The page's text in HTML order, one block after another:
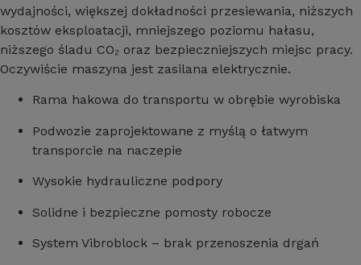
wydajności, większej dokładności przesiewania, niższych
kosztów eksploatacji, mniejszego poziomu hałasu,
niższego śladu CO₂ oraz bezpieczniejszych miejsc pracy.
Oczywiście maszyna jest zasilana elektrycznie.
Rama hakowa do transportu w obrębie wyrobiska
Podwozie zaprojektowane z myślą o łatwym
transporcie na naczepie
Wysokie hydrauliczne podpory
Solidne i bezpieczne pomosty robocze
System Vibroblock – brak przenoszenia drgań